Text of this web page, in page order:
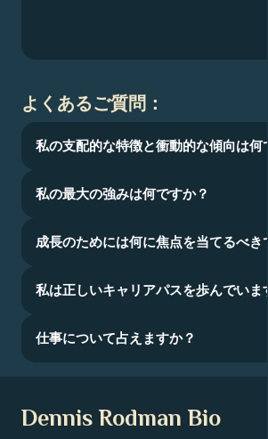
よくあるご質問：
私の支配的な特徴と衝動的な傾向は何
私の最大の強みは何ですか？
成長のためには何に焦点を当てるべき
私は正しいキャリアパスを歩んでいま
仕事について占えますか？
Dennis Rodman Bio